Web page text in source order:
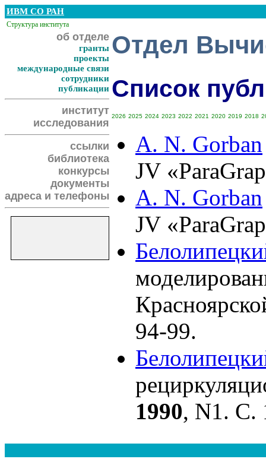
ИВМ СО РАН
Структура института
об отделе
гранты
проекты
международные связи
сотрудники
публикации
институт
исследования
ссылки
библиотека
конкурсы
документы
адреса и телефоны
Отдел
Список
2026 2025 2024 2023 2022 2021 2020 2019 2018
A. N. Gorban
JV
A. N. Gorban
JV
94-99.
1990, N1. С.